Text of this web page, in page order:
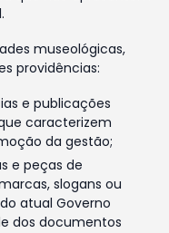
museológicas,
providências:
e publicações
caracterizem
da gestão;
e peças de
slogans ou
atual Governo
dos documentos